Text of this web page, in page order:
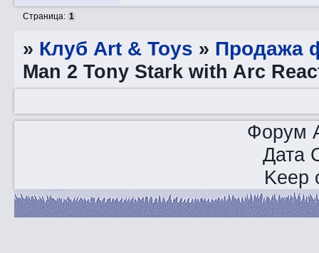
Страница: 1
» Клуб Art & Toys » Продажа
Man 2 Tony Stark with Arc
Форум
Дата
Keep